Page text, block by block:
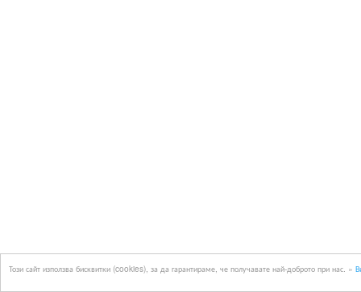
Този сайт използва бисквитки (cookies), за да гарантираме, че получавате най-доброто при нас. »